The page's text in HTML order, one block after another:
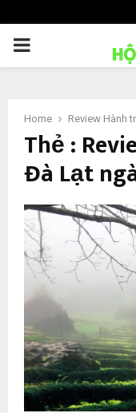
PRIMARY
Home Review Hành
Thẻ :
Đà Lạt